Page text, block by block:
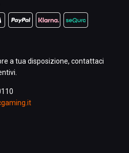
a tua disposizione, contattaci